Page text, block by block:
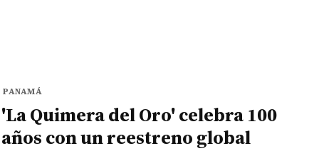
PANAMÁ
'La Quimera del Oro' celebra 100
años con un reestreno global